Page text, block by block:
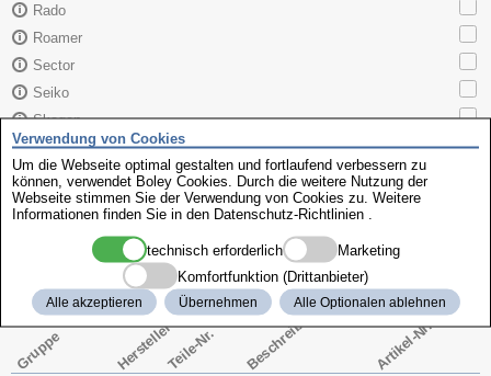
Rado
Roamer
Sector
Seiko
Skagen
TAG Heuer
Tissot
Zenith
Citizen 4-R12373
Gruppe HerstellerTeile-Nr. Beschreibung Artikel-Nr.
Verwendung von Cookies
Um die Webseite optimal gestalten und fortlaufend verbessern zu
können, verwendet Boley Cookies. Durch die weitere Nutzung der
Webseite stimmen Sie der Verwendung von Cookies zu. Weitere
Informationen finden Sie in den Datenschutz-Richtlinien
technisch erforderlich
Marketing
Komfortfunktion (Drittanbieter)
Alle akzeptieren Übernehmen Alle Optionalen ablehnen